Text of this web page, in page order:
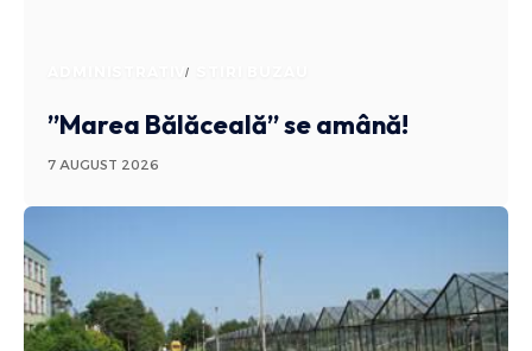
ADMINISTRATIV
”Marea Bălăceală” se amână!
7 AUGUST 2026